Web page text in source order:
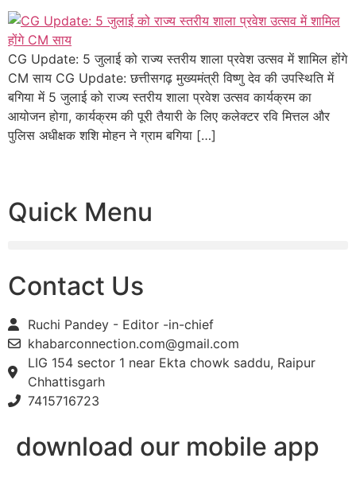
CG Update: 5 जुलाई को राज्य स्तरीय शाला प्रवेश उत्सव में शामिल होंगे
CM साय CG Update: छत्तीसगढ़ मुख्यमंत्री विष्णु देव की उपस्थिति में
बगिया में 5 जुलाई को राज्य स्तरीय शाला प्रवेश उत्सव कार्यक्रम का
आयोजन होगा, कार्यक्रम की पूरी तैयारी के लिए कलेक्टर रवि मित्तल और
पुलिस अधीक्षक शशि मोहन ने ग्राम बगिया […]
Quick Menu
Contact Us
Ruchi Pandey - Editor -in-chief
khabarconnection.com@gmail.com
LIG 154 sector 1 near Ekta chowk saddu, Raipur
Chhattisgarh
7415716723
download our mobile app